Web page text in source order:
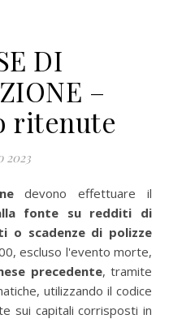
DI
–
ritenute
2023
devono effettuare il
fonte su redditi di
o scadenze di polizze
escluso l'evento morte,
precedente, tramite
utilizzando il codice
sui capitali corrisposti in